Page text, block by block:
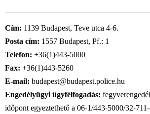
Cím: 1139 Budapest, Teve utca 4-6.
Posta cím: 1557 Budapest, Pf.: 1
Telefon: +36(1)443-5000
Fax: +36(1)443-5260
E-mail: budapest@budapest.police.hu
Engedélyügyi ügyfélfogadás:
időpont egyeztethető a 06-1/443-5000/32-